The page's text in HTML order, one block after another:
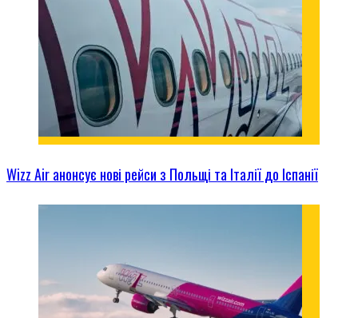
Wizz Air анонсує нові рейси з Польщі та Італії до Іспанії